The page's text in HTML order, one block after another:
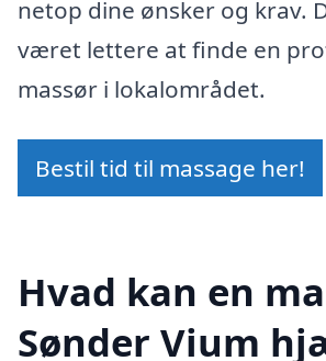
netop dine ønsker og krav.
været lettere at finde en
massør i lokalområdet.
Bestil tid til massage her!
Hvad kan en
Sønder Vium